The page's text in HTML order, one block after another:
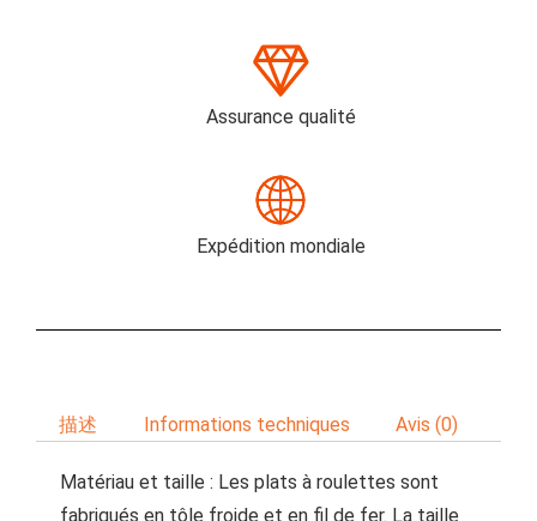
Assurance qualité
Expédition mondiale
描述 Informations techniques Avis (0)
Matériau et taille : Les plats à roulettes sont
fabriqués en tôle froide et en fil de fer. La taille